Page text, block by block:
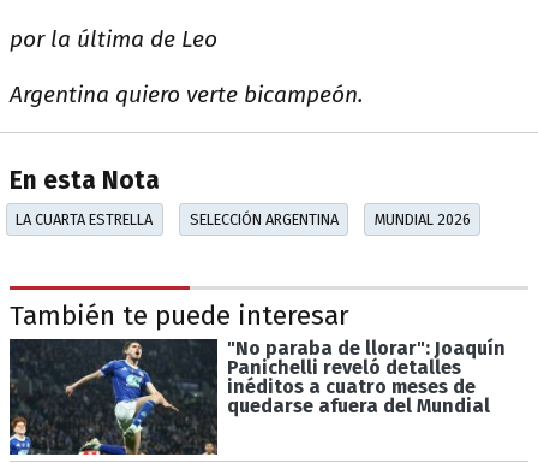
por la última de Leo
Argentina quiero verte bicampeón.
En esta Nota
LA CUARTA ESTRELLA SELECCIÓN ARGENTINA MUNDIAL 2026
También te puede interesar
"No paraba de llorar": Joaquín
Panichelli reveló detalles
inéditos a cuatro meses de
quedarse afuera del Mundial